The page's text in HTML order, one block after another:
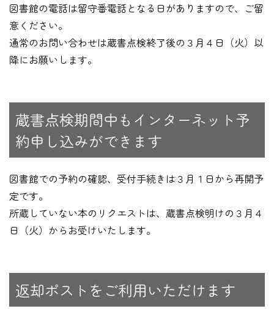
図書館の電話は留守番電話となる日がありますので、ご留
意ください。
通常のお問い合わせは蔵書点検終了後の３月４日（火）以
降にお願いします。
蔵書点検期間中もインターネット予
約申し込みができます
図書館での予約の確認、受付手続きは３月１日から再開予
定です。
所蔵していない本のリクエストは、蔵書点検明けの３月４
日（火）からお受けいたします。
返却ポストをご利用いただけます